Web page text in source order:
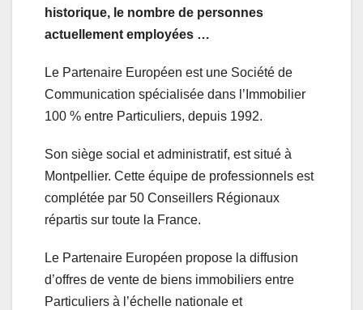
historique, le nombre de personnes
actuellement employées …
Le Partenaire Européen est une Société de
Communication spécialisée dans l’Immobilier
100 % entre Particuliers, depuis 1992.
Son siège social et administratif, est situé à
Montpellier. Cette équipe de professionnels est
complétée par 50 Conseillers Régionaux
répartis sur toute la France.
Le Partenaire Européen propose la diffusion
d’offres de vente de biens immobiliers entre
Particuliers à l’échelle nationale et